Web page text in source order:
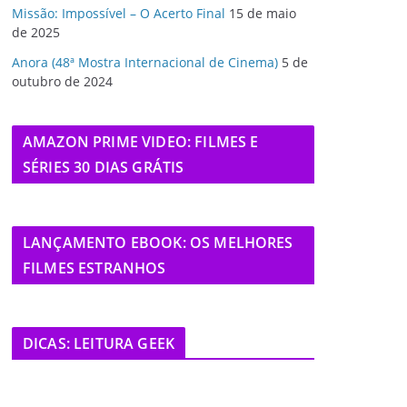
Missão: Impossível – O Acerto Final 15 de maio
de 2025
Anora (48ª Mostra Internacional de Cinema) 5 de
outubro de 2024
AMAZON PRIME VIDEO: FILMES E
SÉRIES 30 DIAS GRÁTIS
LANÇAMENTO EBOOK: OS MELHORES
FILMES ESTRANHOS
DICAS: LEITURA GEEK